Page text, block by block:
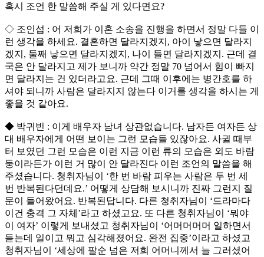
혹시 조언 한 말씀해 주실 게 있다면요?
◇ 조인섭 : 어 저희가 이혼 소송을 진행을 하면서 정말 다들 이
런 생각을 하세요. 결혼하면 달라지겠지, 아이 낳으면 달라지
겠지, 둘째 낳으면 달라지겠지, 나이 들면 달라지겠지. 근데 결
국은 안 달라지고 제가 보니까 약간 정말 70 넘어서 힘이 빠지
면 달라지는 건 있더라고요. 근데 그때 이후에는 병간호를 하
셔야 되니까 사람은 달라지지 않는다 이거를 생각을 하시는 게
좋을 것 같아요.
◆ 박귀빈 : 이게 배우자 남녀 상관없습니다. 남자든 여자든 상
대 배우자에게 어떤 보이는 그런 모습들 있잖아요. 사귈 때부
터 보였던 그런 모습은 이런 지금 이런 류의 모습은 외도 바람
둥이라든가 이런 거 많이 안 달라진다 이런 조언의 말씀을 해
주셨습니다. 청취자님이 ‘한 번 바람 피우는 사람은 두 번 세
번 반복된다던데요.’ 어떻게 상담해 보시니까 진짜 그런지 질
문이 들어왔어요. 반복된답니다. 다른 청취자님이 ‘드라마다
이건 충격 그 자체’라고 하셨고요. 또 다른 청취자님이 ‘뭐야
이 여자’ 이렇게 보내셨고 청취자님이 ‘어머머머머 일하면서
듣는데 일이고 뭐고 심각해졌어요. 완전 집중’이라고 하셨고
청취자님이 ‘세상에 팔순 넘은 저희 어머니께서 늘 그러셨어